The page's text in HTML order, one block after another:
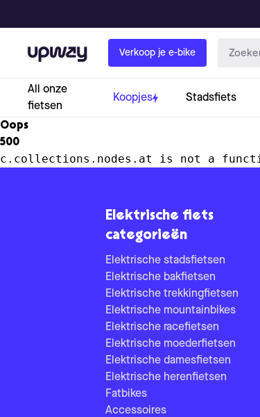
Upway Verkoop je e-bike
All onze
fietsen
Koopjes Stadsfiets
Oops
500
c.collections.nodes.at is not a
Elektrische fiets
categorieën
Elektrische stadsfietsen
Elektrische bakfietsen
Elektrische trekkingfietsen
Elektrische mountainbikes
Elektrische racefietsen
Elektrische moederfietsen
Elektrische damesfietsen
Elektrische herenfietsen
Fatbikes
Accessoires